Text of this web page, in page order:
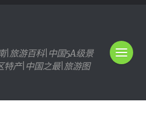
|旅游百科|中国5A级景
特产|中国之最|旅游图